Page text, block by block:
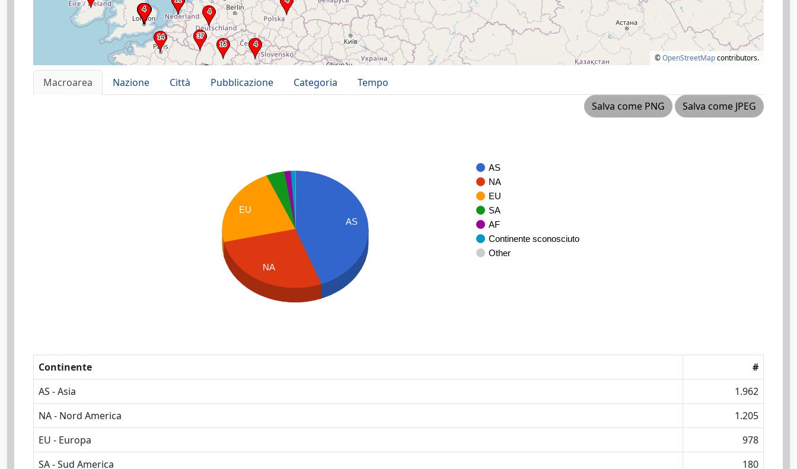
©OpenStreetMapcontributors.
Macroarea Nazione Città Pubblicazione Categoria
Tempo
Salva come PNG
Salva come JPEG
AS
NA
EU
SA
AF
Continente sconosciuto
Other
AS
EU
NA
Continente
#
AS - Asia
1.962
NA - Nord America
1.205
EU - Europa
978
SA - Sud America
180